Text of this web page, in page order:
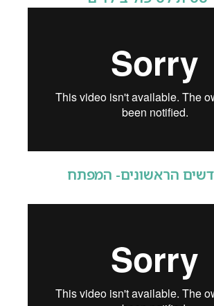
הראשונים- המפתח